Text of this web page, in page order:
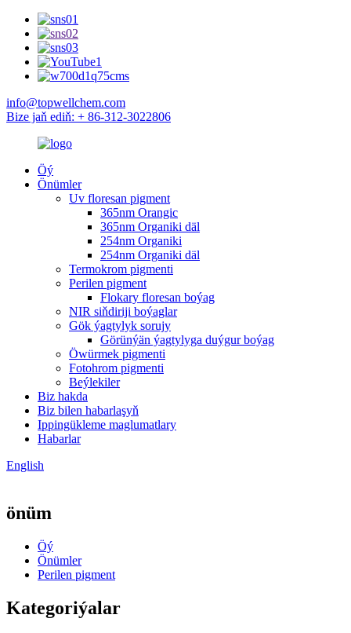
info@topwellchem.com
Bize jaň ediň: + 86-312-3022806
Öý
Önümler
Uv floresan pigment
365nm Orangic
365nm Organiki däl
254nm Organiki
254nm Organiki däl
Termokrom pigmenti
Perilen pigment
Flokary floresan boýag
NIR siňdiriji boýaglar
Gök ýagtylyk sorujy
Görünýän ýagtylyga duýgur boýag
Öwürmek pigmenti
Fotohrom pigmenti
Beýlekiler
Biz hakda
Biz bilen habarlaşyň
Ippingükleme maglumatlary
Habarlar
English
önüm
Öý
Önümler
Perilen pigment
Kategoriýalar